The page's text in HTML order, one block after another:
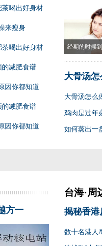
喝出好身材
来瘦身
喝出好身材
的减肥食谱
因你都知道
的减肥食谱
因你都知道
经期的时候
大骨汤
大骨汤怎么
鸡肉是过年
如何蒸出一
方一
台海·周
揭秘香港
数十名港人